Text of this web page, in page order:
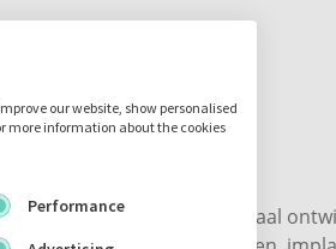
Surgical
Tandenborstel is speciaal
our website, show personalised
more information about the cookies
Performance